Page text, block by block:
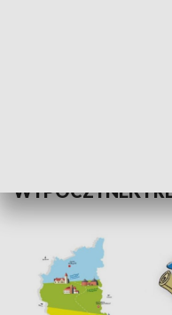
WYPOCZYNEK I